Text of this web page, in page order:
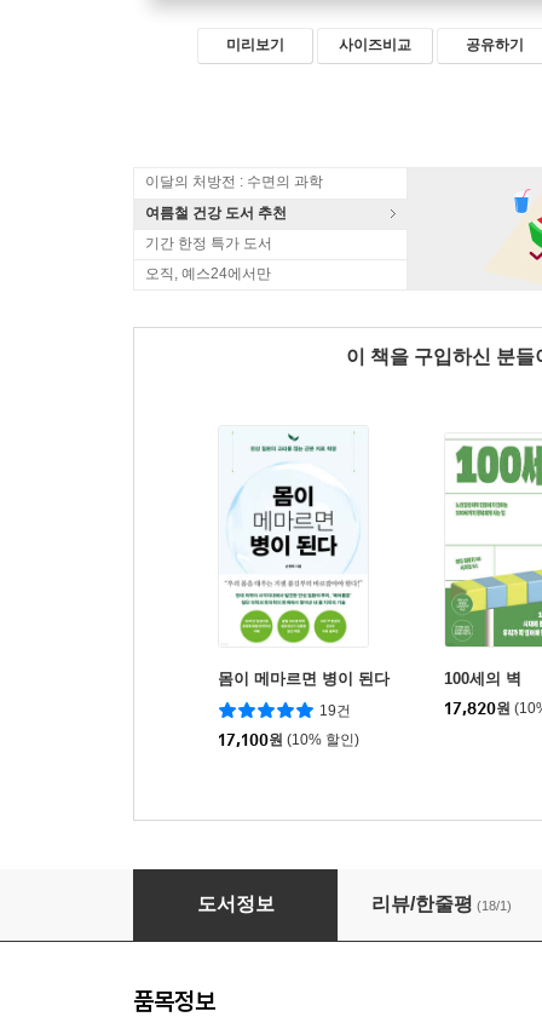
미리보기 사이즈비교 공유하기
이달의 처방전 : 수면의 과학
여름철 건강 도서 추천
기간 한정 특가 도서
오직, 예스24에서만
이 책을 구입하신 분
몸이 메마르면 병이 된다
19건
17,100원 (10% 할인)
100세의 벽
17,820원
척추는 습관을 기억한다
도서정보 리뷰/한줄평 (18/1)
품목정보